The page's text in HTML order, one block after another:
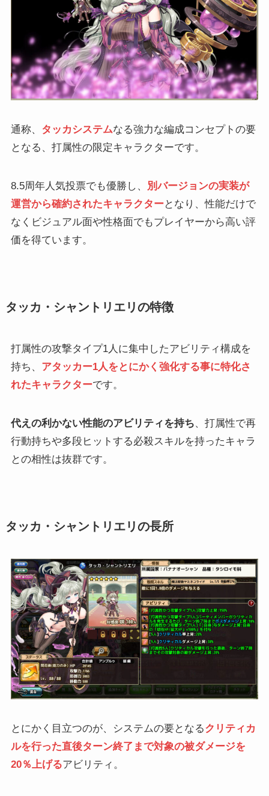
通称、 タッカシステムなる強力な編成コンセプトの要
となる、打属性の限定キャラクターです。
8.5周年人気投票でも優勝し、
別バージョンの実装が
運営から確約されたキャラクターとなり、性能だけで
なくビジュアル面や性格面でもプレイヤーから高い評
価を得ています。
タッカ・シャントリエリの特徴
打属性の攻撃タイプ1人に集中したアビリティ構成を
持ち、 アタッカー1人をとにかく強化する事に特化さ
れたキャラクターです。
代えの利かない性能のアビリティを持ち、打属性で再
行動持ちや多段ヒットする必殺スキルを持ったキャラ
との相性は抜群です。
タッカ・シャントリエリの長所
とにかく目立つのが、システムの要となるクリティカ
ルを行った直後ターン終了まで対象の被ダメージを
20％上げるアビリティ。